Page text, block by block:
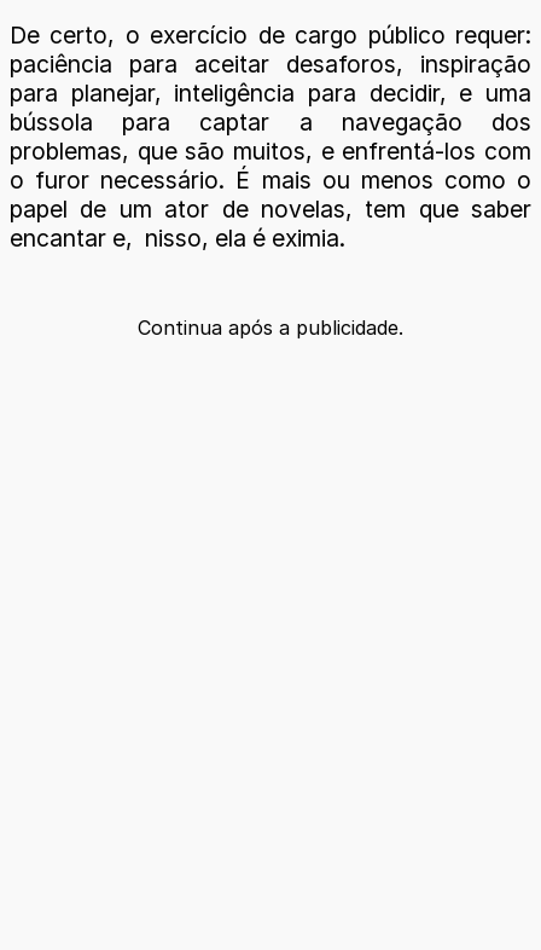
De certo, o exercício de cargo público requer:
paciência para aceitar desaforos, inspiração
para planejar, inteligência para decidir, e uma
bússola para captar a navegação dos
problemas, que são muitos, e enfrentá-los com
o furor necessário. É mais ou menos como o
papel de um ator de novelas, tem que saber
encantar e, nisso, ela é eximia.
Continua após a publicidade.